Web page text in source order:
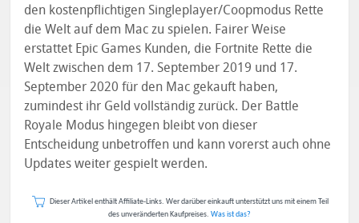
den kostenpflichtigen Singleplayer/Coopmodus Rette
die Welt auf dem Mac zu spielen. Fairer Weise
erstattet Epic Games Kunden, die Fortnite Rette die
Welt zwischen dem 17. September 2019 und 17.
September 2020 für den Mac gekauft haben,
zumindest ihr Geld vollständig zurück. Der Battle
Royale Modus hingegen bleibt von dieser
Entscheidung unbetroffen und kann vorerst auch ohne
Updates weiter gespielt werden.
Dieser Artikel enthält Affiliate-Links. Wer darüber einkauft unterstützt uns mit einem Teil
des unveränderten Kaufpreises. Was ist das?